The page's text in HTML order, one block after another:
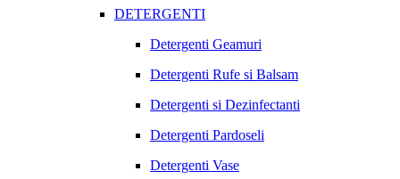
DETERGENTI
Detergenti Geamuri
Detergenti Rufe si Balsam
Detergenti si Dezinfectanti
Detergenti Pardoseli
Detergenti Vase